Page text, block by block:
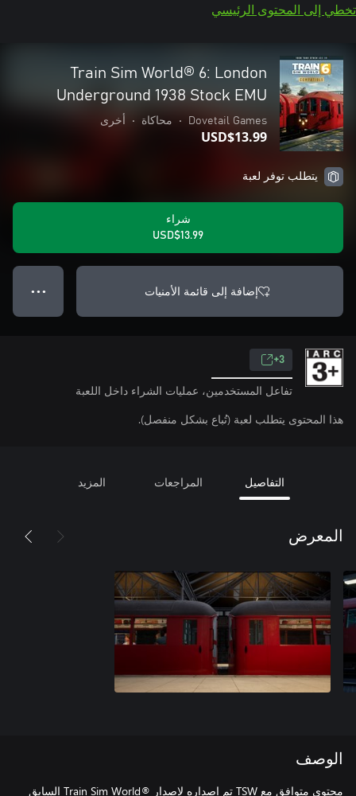
تخطي إلى المحتوى الرئيسي
Train Sim World® 6: London
Underground 1938 Stock EMU
Dovetail Games
• محاكاة • أخرى
USD$13.99
يتطلب توفر لعبة
شراء
USD$13.99
إضافة إلى قائمة الأمنيات ● ● ●
3+
تفاعل المستخدمين، عمليات الشراء داخل اللعبة
هذا المحتوى يتطلب لعبة (تُباع بشكل منفصل).
التفاصيل المراجعات المزيد
المعرض
الوصف
محتوى متوافق مع TSW تم إصداره لإصدار ®Train Sim World السابق